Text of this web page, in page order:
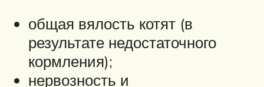
общая вялость котят (в
результате недостаточного
кормления);
нервозность и